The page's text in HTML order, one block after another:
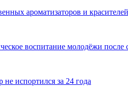
ароматизаторов и красителей
воспитание молодёжи после
испортился за 24 года